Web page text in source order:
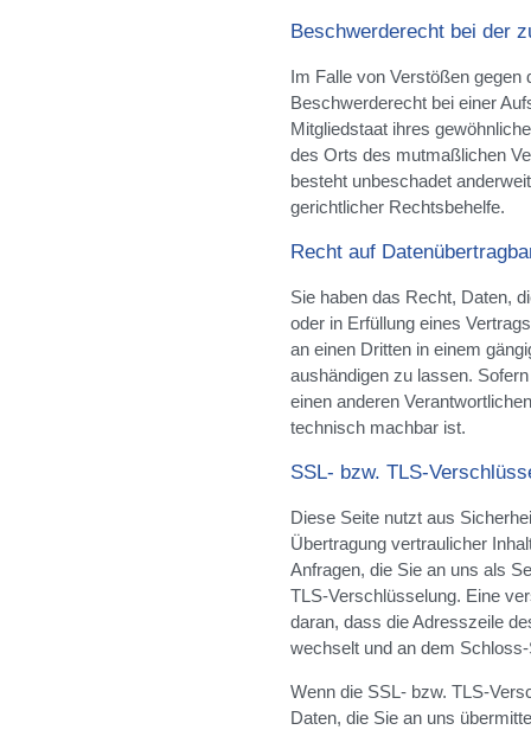
Beschwerde­recht bei der
Im Falle von Verstößen gegen
Beschwerderecht bei einer
Mitgliedstaat ihres
des Orts des mutmaßlichen
besteht unbeschadet
gerichtlicher Rechtsbehelfe.
Recht auf
Sie haben das Recht, Daten,
oder in Erfüllung eines
an einen Dritten in einem
aushändigen zu lassen.
einen anderen
technisch machbar ist.
SSL- bzw. TLS-
Diese Seite nutzt aus
Übertragung vertraulicher
Anfragen, die Sie an uns als
TLS-Verschlüsselung. Eine
daran, dass die Adresszeile
wechselt und an dem
Wenn die SSL- bzw. TLS-
Daten, die Sie an uns